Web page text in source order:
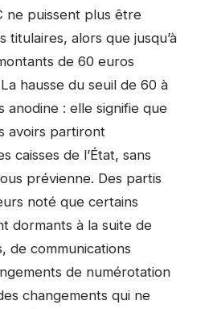
ne puissent plus être
alors que jusqu’à
de 60 euros
hausse du seuil de 60 à
anodine : elle signifie que
avoirs partiront
caisses de l’État, sans
prévienne. Des partis
noté que certains
dormants à la suite de
de communications
de numérotation
changements qui ne